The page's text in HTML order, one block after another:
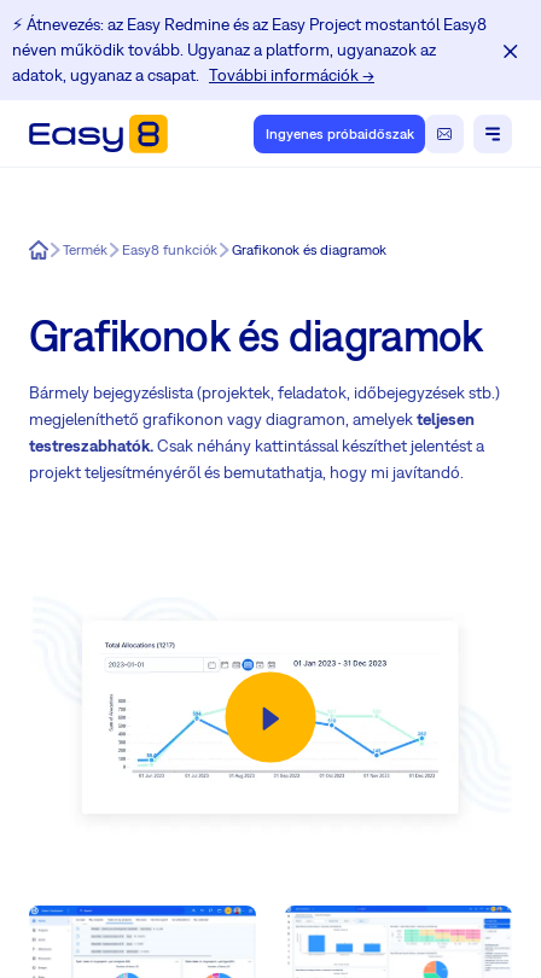
⚡️ Átnevezés: az Easy Redmine és az Easy Project mostantól Easy8
néven működik tovább. Ugyanaz a platform, ugyanazok az
adatok, ugyanaz a csapat.
További információk →
Ingyenes próbaidőszak
Easy8Termék Easy8 funkciók Grafikonok és diagramok
Grafikonok és diagramok
Bármely bejegyzéslista (projektek, feladatok, időbejegyzések stb.)
megjeleníthető grafikonon vagy diagramon, amelyekteljesen
testreszabhatók.Csak néhány kattintással készíthet jelentést a
projekt teljesítményéről és bemutathatja, hogy mi javítandó.